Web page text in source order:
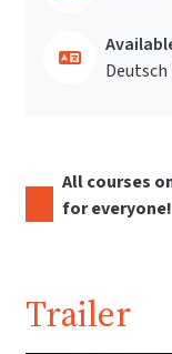
Deutsch
All courses
for everyone!
Trailer